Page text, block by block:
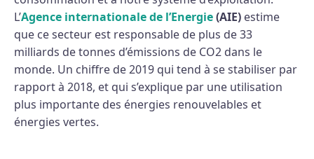
L’Agence internationale de l’Energie(AIE) estime
que ce secteur est responsable de plus de 33
milliards de tonnes d’émissions de CO2 dans le
monde. Un chiffre de 2019 qui tend à se stabiliser par
rapport à 2018, et qui s’explique par une utilisation
plus importante des énergies renouvelables et
énergies vertes.